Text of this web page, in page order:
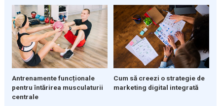
Antrenamente funcționale
pentru întărirea musculaturii
centrale
Cum să creezi o strategie de
marketing digital integrată